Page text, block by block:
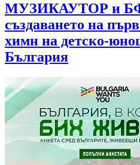
МУЗИКАУТОР и
създаването на
химн на детско-
България